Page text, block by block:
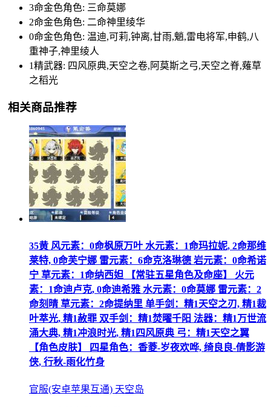
3命金色角色: 三命莫娜
2命金色角色: 二命神里绫华
0命金色角色: 温迪,可莉,钟离,甘雨,魈,雷电将军,申鹤,八
重神子,神里绫人
1精武器: 四风原典,天空之卷,阿莫斯之弓,天空之脊,薙草
之稻光
相关商品推荐
35黄 风元素：0命枫原万叶 水元素：1命玛拉妮, 2命那维
莱特, 0命芙宁娜 雷元素：6命克洛琳德 岩元素：0命希诺
宁 草元素：1命纳西妲 【常驻五星角色及命座】 火元
素：1命迪卢克, 0命迪希雅 水元素：0命莫娜 雷元素：2
命刻晴 草元素：2命提纳里 单手剑：精1天空之刃, 精1裁
叶萃光, 精1赦罪 双手剑：精1焚曜千阳 法器：精1万世流
涌大典, 精1冲浪时光, 精1四风原典 弓：精1天空之翼
【角色皮肤】 四星角色：香菱-岁夜欢哗, 绮良良-倩影游
侠, 行秋-雨化竹身
官服(安卓苹果互通) 天空岛